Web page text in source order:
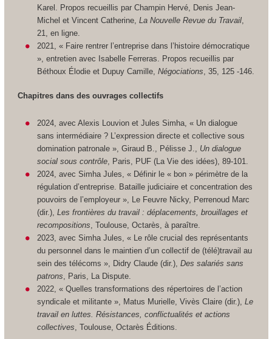
Karel. Propos recueillis par Champin Hervé, Denis Jean-
Michel et Vincent Catherine,La Nouvelle Revue du Travail
21, en ligne.
2021, « Faire rentrer l’entreprise dans l’histoire démocratique
», entretien avec Isabelle Ferreras. Propos recueillis par
Béthoux Élodie et Dupuy Camille,Négociations , 35, 125 -146.
Chapitres dans des ouvrages collectifs
2024, avec Alexis Louvion et Jules Simha, « Un dialogue
sans intermédiaire ? L’expression directe et collective sous
domination patronale », Giraud B., Pélisse J., Un dialogue
social sous contrôle, Paris, PUF (La Vie des idées), 89-101.
2024, avec Simha Jules, « Définir le « bon » périmètre de la
régulation d’entreprise. Bataille judiciaire et concentration des
pouvoirs de l’employeur », Le Feuvre Nicky, Perrenoud Marc
(dir.),Les frontières du travail : déplacements, brouillages et
recompositions, Toulouse, Octarès, à paraître.
2023, avec Simha Jules, « Le rôle crucial des représentants
du personnel dans le maintien d’un collectif de (télé)travail au
sein des télécoms », Didry Claude (dir.),Des salariés sans
patrons, Paris, La Dispute.
2022, « Quelles transformations des répertoires de l’action
syndicale et militante », Matus Murielle, Vivès Claire (dir.), Le
travail en luttes. Résistances, conflictualités et actions
collectives, Toulouse, Octarès Éditions.